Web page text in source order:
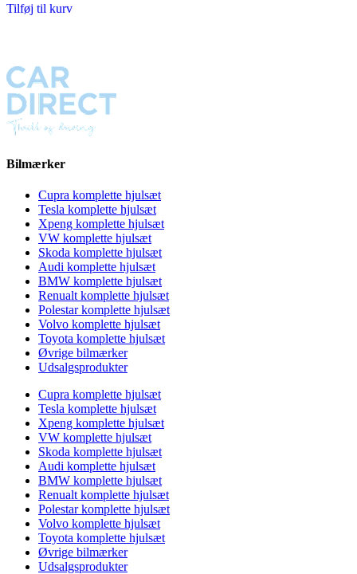
Tilføj til kurv
Bilmærker
Cupra komplette hjulsæt
Tesla komplette hjulsæt
Xpeng komplette hjulsæt
VW komplette hjulsæt
Skoda komplette hjulsæt
Audi komplette hjulsæt
BMW komplette hjulsæt
Renualt komplette hjulsæt
Polestar komplette hjulsæt
Volvo komplette hjulsæt
Toyota komplette hjulsæt
Øvrige bilmærker
Udsalgsprodukter
Cupra komplette hjulsæt
Tesla komplette hjulsæt
Xpeng komplette hjulsæt
VW komplette hjulsæt
Skoda komplette hjulsæt
Audi komplette hjulsæt
BMW komplette hjulsæt
Renualt komplette hjulsæt
Polestar komplette hjulsæt
Volvo komplette hjulsæt
Toyota komplette hjulsæt
Øvrige bilmærker
Udsalgsprodukter